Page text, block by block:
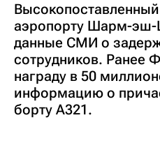
аэропорту Шарм-эш-
данные СМИ о
сотрудников. Ранее
награду в 50
информацию о
борту А321.